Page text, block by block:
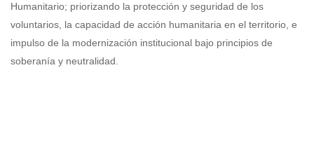
Humanitario; priorizando la protección y seguridad de los
voluntarios, la capacidad de acción humanitaria en el territorio, e
impulso de la modernización institucional bajo principios de
soberanía y neutralidad.